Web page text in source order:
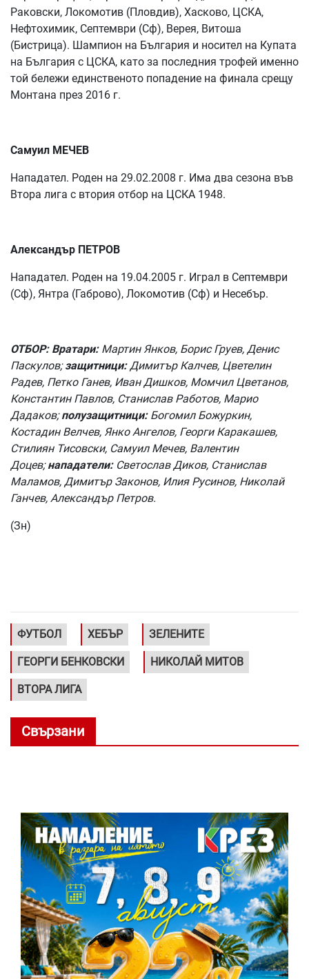
Раковски, Локомотив (Пловдив), Хасково, ЦСКА,
Нефтохимик, Септември (Сф), Верея, Витоша
(Бистрица). Шампион на България и носител на Купата
на България с ЦСКА, като за последния трофей именно
той бележи единственото попадение на финала срещу
Монтана през 2016 г.
Самуил МЕЧЕВ
Нападател. Роден на 29.02.2008 г. Има два сезона във
Втора лига с втория отбор на ЦСКА 1948.
Александър ПЕТРОВ
Нападател. Роден на 19.04.2005 г. Играл в Септември
(Сф), Янтра (Габрово), Локомотив (Сф) и Несебър.
ОТБОР: Вратари: Мартин Янков, Борис Груев, Денис
Паскулов;защитници:Димитър Калчев, Цветелин
Радев, Петко Ганев, Иван Дишков, Момчил Цветанов,
Константин Павлов, Станислав Работов, Марио
Дадаков;полузащитници:Богомил Божуркин,
Костадин Велчев, Янко Ангелов, Георги Каракашев,
Стилиян Тисовски, Самуил Мечев, Валентин
Доцев;нападатели:Светослав Диков, Станислав
Маламов, Димитър Законов, Илия Русинов, Николай
Ганчев, Александър Петров.
(Зн)
ФУТБОЛ ХЕБЪР ЗЕЛЕНИТЕ
ГЕОРГИ БЕНКОВСКИ НИКОЛАЙ МИТОВ
ВТОРА ЛИГА
Свързани